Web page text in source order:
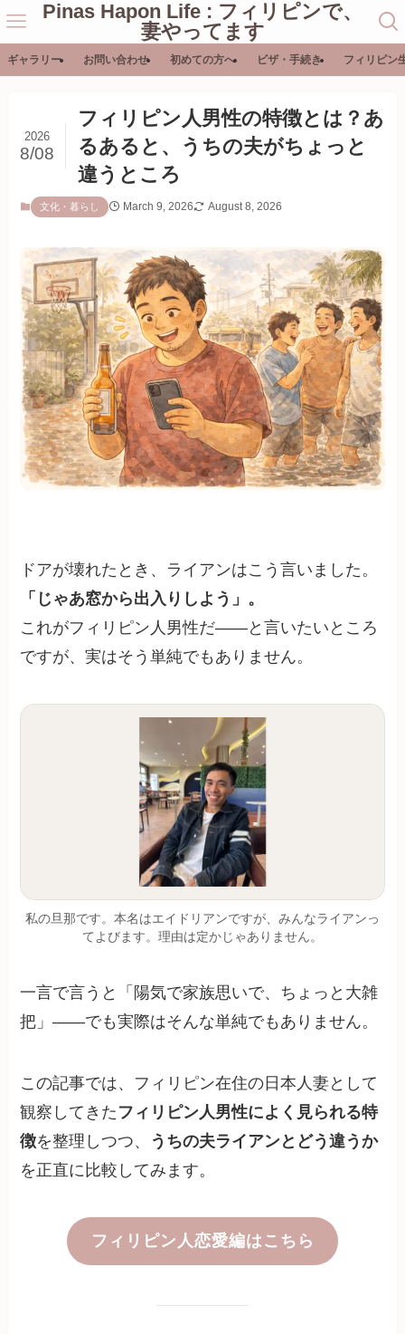
Pinas Hapon Life : フィリピンで、
妻やってます
ギャラリー お問い合わせ 初めての方へ ビザ・手続き フィリピン
フィリピン人男性の特徴とは？あ
るあると、うちの夫がちょっと
違うところ
2026
8/08
文化・暮らし March 9, 2026 August 8, 2026
ドアが壊れたとき、ライアンはこう言いました。
「じゃあ窓から出入りしよう」。
これがフィリピン人男性だ——と言いたいところ
ですが、実はそう単純でもありません。
私の旦那です。本名はエイドリアンですが、みんなライアンっ
てよびます。理由は定かじゃありません。
一言で言うと「陽気で家族思いで、ちょっと大雑
把」——でも実際はそんな単純でもありません。
この記事では、フィリピン在住の日本人妻として
観察してきた フィリピン人男性によく見られる特
徴を整理しつつ、
うちの夫ライアンとどう違うか
を正直に比較してみます。
フィリピン人恋愛編はこちら